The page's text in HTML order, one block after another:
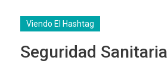
Viendo El Hashtag
Seguridad Sanitaria